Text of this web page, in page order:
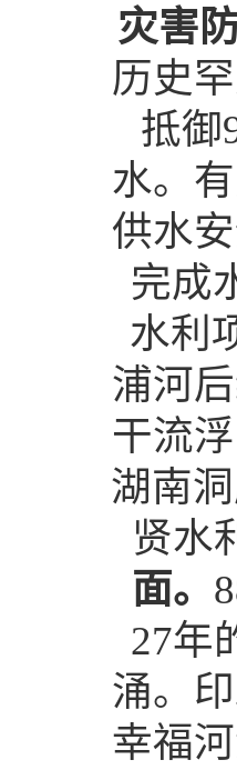
灾害
历史
抵御
水。
供水
完成
水利
浦河
干流
湖南
贤水
面。
27年
涌。
幸福